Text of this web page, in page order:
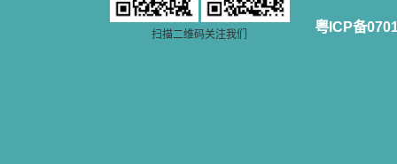
扫描二维码关注我们 粤ICP备